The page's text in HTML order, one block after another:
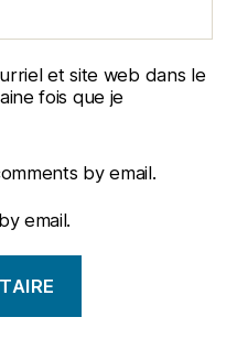
et site web dans le
fois que je
by email.
email.